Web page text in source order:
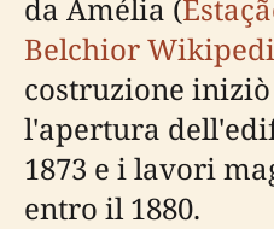
da Amélia (
Belchior
costruzione iniziò
l'apertura
1873 e i lavori
entro il 1880.